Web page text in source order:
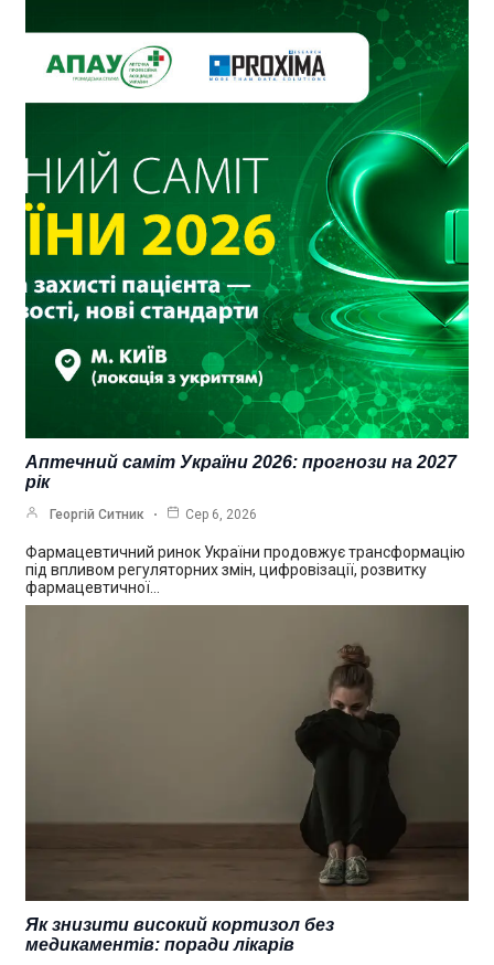
Аптечний саміт України 2026: прогнози на 2027
рік
Георгій Ситник Сер 6, 2026
Фармацевтичний ринок України продовжує трансформацію
під впливом регуляторних змін, цифровізації, розвитку
фармацевтичної…
Як знизити високий кортизол без
медикаментів: поради лікарів